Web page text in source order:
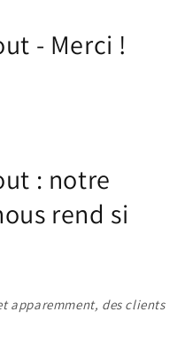
- Merci !
: notre
rend si
apparemment, des clients